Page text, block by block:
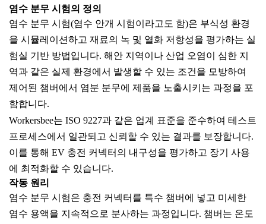
염수 분무 시험의 정의
염수 분무 시험(염수 안개 시험이라고도 함)은 부식성 환경
을 시뮬레이션하고 재료의 녹 및 열화 저항성을 평가하는 실
험실 기반 방법입니다. 해안 지역이나 산업 오염이 심한 지
역과 같은 실제 환경에서 발생할 수 있는 조건을 모방하여
제어된 챔버에서 염분 분무에 제품을 노출시키는 과정을 포
함합니다.
Workersbee는 ISO 9227과 같은 업계 표준을 준수하여 테스트
프로세스에서 일관되고 신뢰할 수 있는 결과를 보장합니다.
이를 통해 EV 충전 커넥터의 내구성을 평가하고 장기 사용
에 최적화할 수 있습니다.
작동 원리
염수 분무 시험은 충전 커넥터를 특수 챔버에 넣고 미세한
염수 용액을 지속적으로 분사하는 과정입니다. 챔버는 온도